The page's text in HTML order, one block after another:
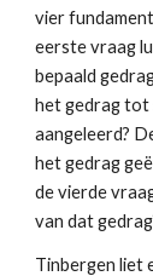
vier
eerste vraag
bepaald
het gedrag tot
aangeleerd?
het gedrag
de vierde
van dat
Tinbergen liet